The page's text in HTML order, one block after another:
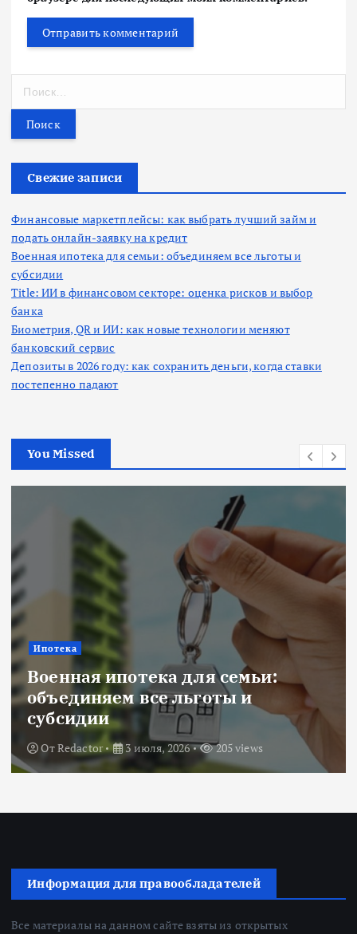
т
Свежие записи
Финансовые маркетплейсы: как выбрать лучший займ и
подать онлайн-заявку на кредит
Военная ипотека для семьи: объединяем все льготы и
субсидии
Title: ИИ в финансовом секторе: оценка рисков и выбор
банка
Биометрия, QR и ИИ: как новые технологии меняют
банковский сервис
Депозиты в 2026 году: как сохранить деньги, когда ставки
постепенно падают
You Missed
Новости
Title: ИИ в финансовом секторе:
оценка рисков и выбор банка
ОтRedactor 18 июня, 2026 224 views
Информация для правообладателей
Все материалы на данном сайте взяты из открытых